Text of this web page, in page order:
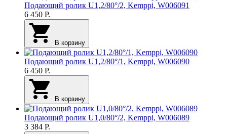
Подающий ролик U1,2/80°/2, Kemppi, W006091
6 450 Р.
В корзину
Подающий ролик U1,2/80°/1, Kemppi, W006090
6 450 Р.
В корзину
Подающий ролик U1,0/80°/2, Kemppi, W006089
3 384 Р.